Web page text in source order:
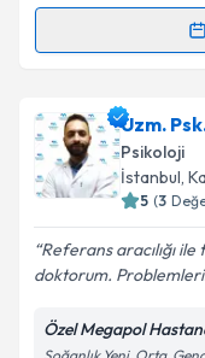
Randevu
Psk. Özlem
oluşturun. Size
takvim
Kişisel
Uzm.
Psikoloji
İstanbul,
5 (3
Referans aracılığı ile
doktorum.
Özel Megapol